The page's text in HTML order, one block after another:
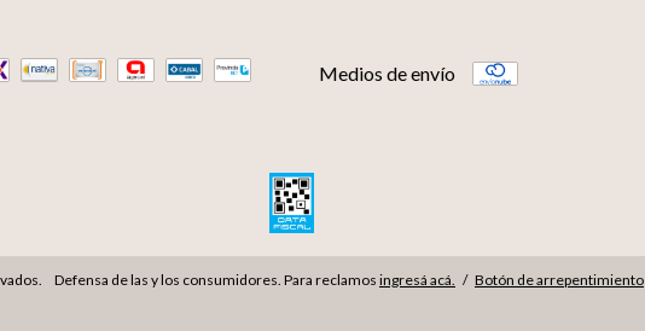
Medios de envío
Defensa de las y los consumidores. Para reclamos ingresá acá. / Botón de arrepentimiento